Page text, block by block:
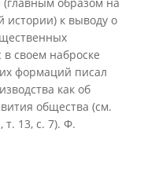
истории) к выводу о
своем наброске
формаций писал
как об
общества (см.
т. 13, с. 7). Ф.